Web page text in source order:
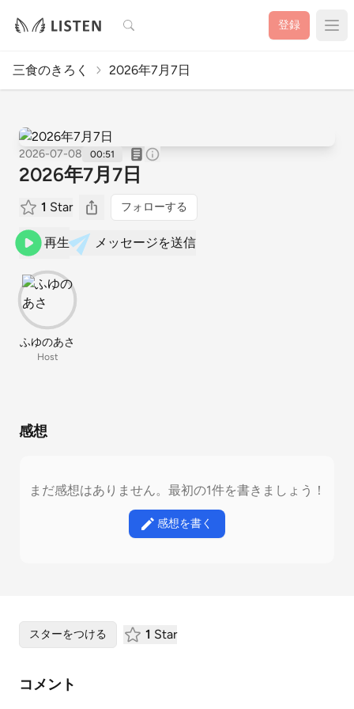
検索 登録
三食のきろく 2026年7月7日
2026-07-08 00:51
2026年7月7日
1 Star フォローする
再生 メッセージを送信
ふゆのあさ
Host
感想
まだ感想はありません。最初の1件を書きましょう！
感想を書く
スターをつける 1 Star
コメント